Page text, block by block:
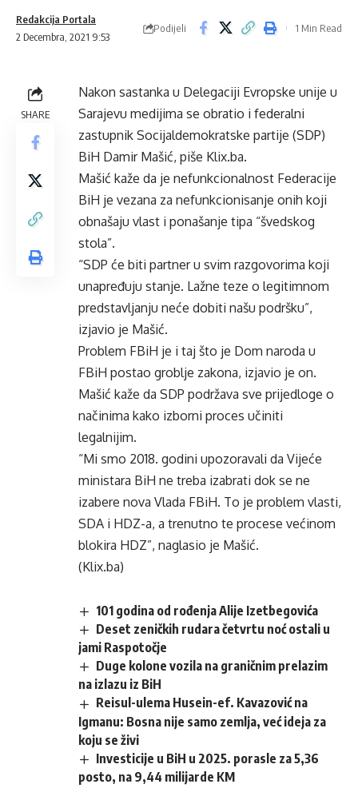
2 Decembra, 2021 9:53
Redakcija Portala
Podijeli 1 Min Read
SHARE
Nakon sastanka u Delegaciji Evropske unije u
Sarajevu medijima se obratio i federalni
zastupnik Socijaldemokratske partije (SDP)
BiH Damir Mašić, piše Klix.ba.
Mašić kaže da je nefunkcionalnost Federacije
BiH je vezana za nefunkcionisanje onih koji
obnašaju vlast i ponašanje tipa “švedskog
stola”.
“SDP će biti partner u svim razgovorima koji
unapređuju stanje. Lažne teze o legitimnom
predstavljanju neće dobiti našu podršku”,
izjavio je Mašić.
Problem FBiH je i taj što je Dom naroda u
FBiH postao groblje zakona, izjavio je on.
Mašić kaže da SDP podržava sve prijedloge o
načinima kako izborni proces učiniti
legalnijim.
“Mi smo 2018. godini upozoravali da Vijeće
ministara BiH ne treba izabrati dok se ne
izabere nova Vlada FBiH. To je problem vlasti,
SDA i HDZ-a, a trenutno te procese većinom
blokira HDZ”, naglasio je Mašić.
(Klix.ba)
101 godina od rođenja Alije Izetbegovića
Deset zeničkih rudara četvrtu noć ostali u
jami Raspotočje
Duge kolone vozila na graničnim prelazim
na izlazu iz BiH
Reisul-ulema Husein-ef. Kavazović na
Igmanu: Bosna nije samo zemlja, već ideja za
koju se živi
Investicije u BiH u 2025. porasle za 5,36
posto, na 9,44 milijarde KM